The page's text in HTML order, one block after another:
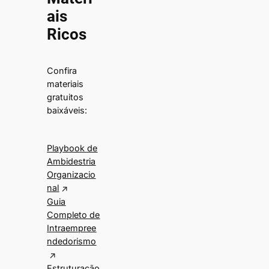
ais
Ricos
Confira
materiais
gratuitos
baixáveis:
Playbook de
Ambidestria
Organizacio
nal
Guia
Completo de
Intraempree
ndedorismo